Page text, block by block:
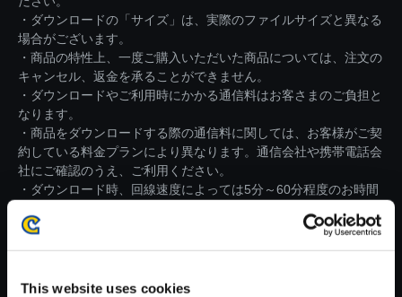
This website uses cookies
・ダウンロードの「サイズ」は、実際のファイルサイズと異なる
場合がございます。
・商品の特性上、一度ご購入いただいた商品については、注文の
キャンセル、返金を承ることができません。
・ダウンロードやご利用時にかかる通信料はお客さまのご負担と
なります。
・商品をダウンロードする際の通信料に関しては、お客様がご契
約している料金プランにより異なります。通信会社や携帯電話会
社にご確認のうえ、ご利用ください。
・ダウンロード時、回線速度によっては5分～60分程度のお時間
※ご購入いただいたファイルのダウンロードの際には、通信環境